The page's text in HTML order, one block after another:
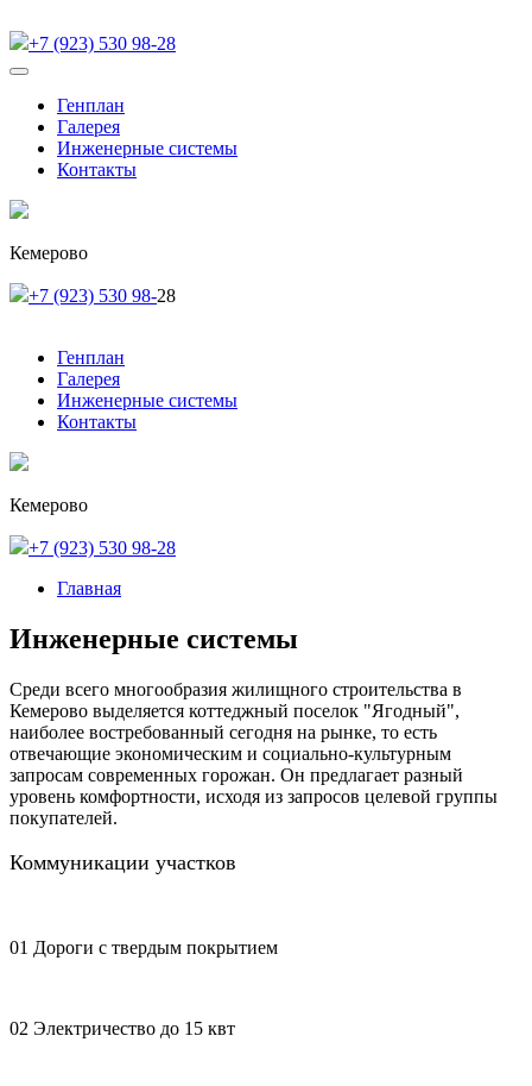
+7 (923) 530 98-28
Генплан
Галерея
Инженерные системы
Контакты
Кемерово
+7 (923) 530 98-28
Генплан
Галерея
Инженерные системы
Контакты
Кемерово
+7 (923) 530 98-28
Главная
Инженерные системы
Среди всего многообразия жилищного строительства в
Кемерово выделяется коттеджный поселок "Ягодный",
наиболее востребованный сегодня на рынке, то есть
отвечающие экономическим и социально-культурным
запросам современных горожан. Он предлагает разный
уровень комфортности, исходя из запросов целевой группы
покупателей.
Коммуникации участков
01 Дороги с твердым покрытием
02 Электричество до 15 квт